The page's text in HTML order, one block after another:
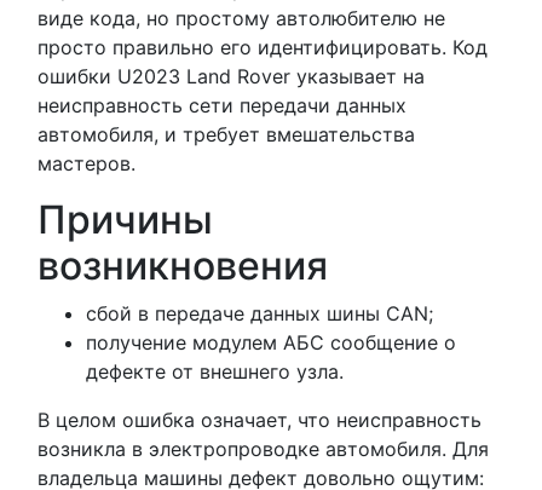
виде кода, но простому автолюбителю не
просто правильно его идентифицировать. Код
ошибки U2023 Land Rover указывает на
неисправность сети передачи данных
автомобиля, и требует вмешательства
мастеров.
Причины
возникновения
сбой в передаче данных шины CAN;
получение модулем АБС сообщение о
дефекте от внешнего узла.
В целом ошибка означает, что неисправность
возникла в электропроводке автомобиля. Для
владельца машины дефект довольно ощутим: